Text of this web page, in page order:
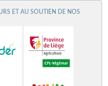
ET AU SOUTIEN DE NOS